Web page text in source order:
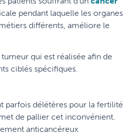
pendant laquelle les organes
différents, améliore le
qui est réalisée afin de
ciblés spécifiques.
parfois délétères pour la fertilité
de pallier cet inconvénient.
anticancéreux